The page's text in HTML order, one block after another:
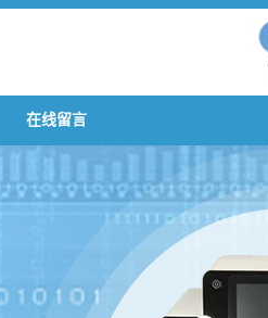
在线留言